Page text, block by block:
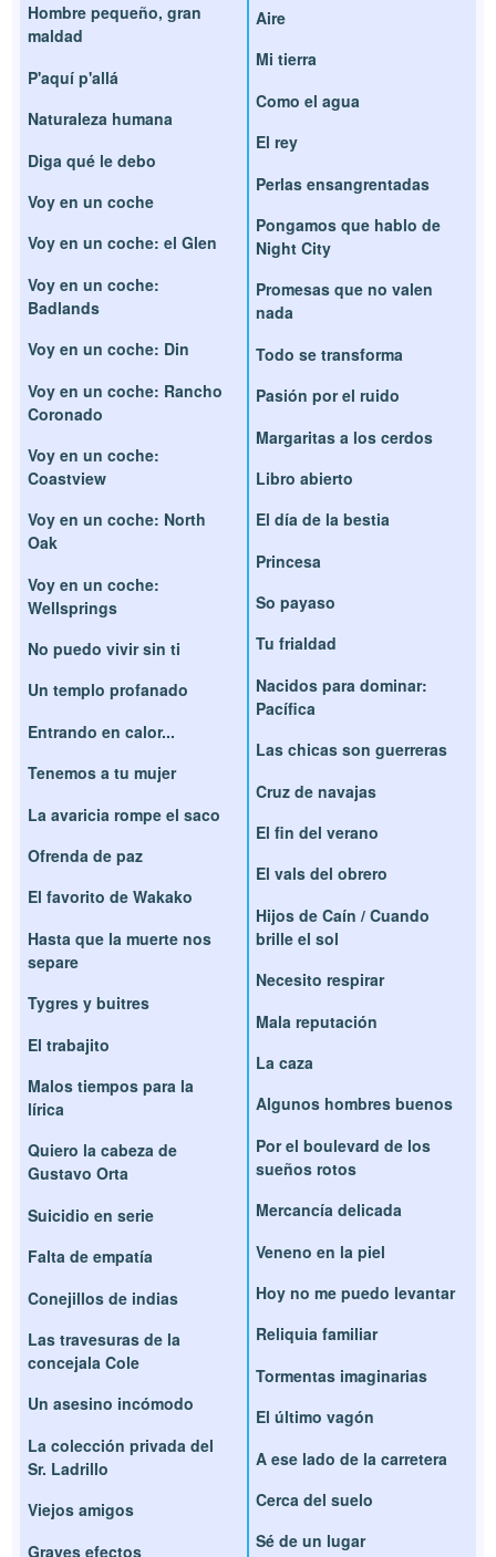
Hombre pequeño, gran
maldad
P'aquí p'allá
Naturaleza humana
Diga qué le debo
Voy en un coche
Voy en un coche: el Glen
Voy en un coche:
Badlands
Voy en un coche: Din
Voy en un coche: Rancho
Coronado
Voy en un coche:
Coastview
Voy en un coche: North
Oak
Voy en un coche:
Wellsprings
No puedo vivir sin ti
Un templo profanado
Entrando en calor...
Tenemos a tu mujer
La avaricia rompe el saco
Ofrenda de paz
El favorito de Wakako
Hasta que la muerte nos
separe
Tygres y buitres
El trabajito
Malos tiempos para la
lírica
Quiero la cabeza de
Gustavo Orta
Suicidio en serie
Falta de empatía
Conejillos de indias
Las travesuras de la
concejala Cole
Un asesino incómodo
La colección privada del
Sr. Ladrillo
Viejos amigos
Graves efectos
Aire
Mi tierra
Como el agua
El rey
Perlas ensangrentadas
Pongamos que hablo de
Night City
Promesas que no valen
nada
Todo se transforma
Pasión por el ruido
Margaritas a los cerdos
Libro abierto
El día de la bestia
Princesa
So payaso
Tu frialdad
Nacidos para dominar:
Pacífica
Las chicas son guerreras
Cruz de navajas
El fin del verano
El vals del obrero
Hijos de Caín / Cuando
brille el sol
Necesito respirar
Mala reputación
La caza
Algunos hombres buenos
Por el boulevard de los
sueños rotos
Mercancía delicada
Veneno en la piel
Hoy no me puedo levantar
Reliquia familiar
Tormentas imaginarias
El último vagón
A ese lado de la carretera
Cerca del suelo
Sé de un lugar